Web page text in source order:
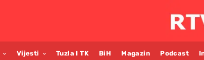
Vijesti Tuzla I TK BiH Magazin Podcast